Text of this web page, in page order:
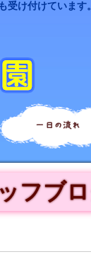
受け付けています
一日の流れ
フブ